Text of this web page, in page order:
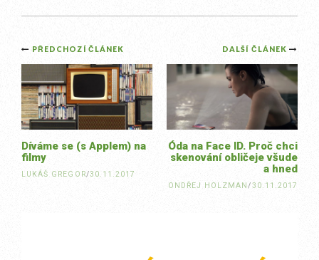
Post
navigation
DALŠÍ ČLÁNEK
Óda na Face ID. Proč chci
skenování obličeje všude
a hned
ONDŘEJ HOLZMAN/30.11.2017
PŘEDCHOZÍ ČLÁNEK
Díváme se (s Applem) na
filmy
LUKÁŠ GREGOR/30.11.2017